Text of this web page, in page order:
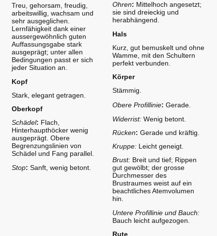
Treu, gehorsam, freudig,
arbeitswillig, wachsam und
sehr ausgeglichen.
Lernfähigkeit dank einer
aussergewöhnlich guten
Auffassungsgabe stark
ausgeprägt; unter allen
Bedingungen passt er sich
jeder Situation an.
Kopf
Stark, elegant getragen.
Oberkopf
Schädel: Flach,
Hinterhaupthöcker wenig
ausgeprägt. Obere
Begrenzungslinien von
Schädel und Fang parallel.
Stop: Sanft, wenig betont.
Ohren: Mittelhoch angesetzt;
sie sind dreieckig und
herabhängend.
Hals
Kurz, gut bemuskelt und ohne
Wamme, mit den Schultern
perfekt verbunden.
Körper
Stämmig.
Obere Profillinie: Gerade.
Widerrist: Wenig betont.
Rücken: Gerade und kräftig.
Kruppe: Leicht geneigt.
Brust: Breit und tief; Rippen
gut gewölbt; der grosse
Durchmesser des
Brustraumes weist auf ein
beachtliches Atemvolumen
hin.
Untere Profillinie und Bauch:
Bauch leicht aufgezogen.
Rute